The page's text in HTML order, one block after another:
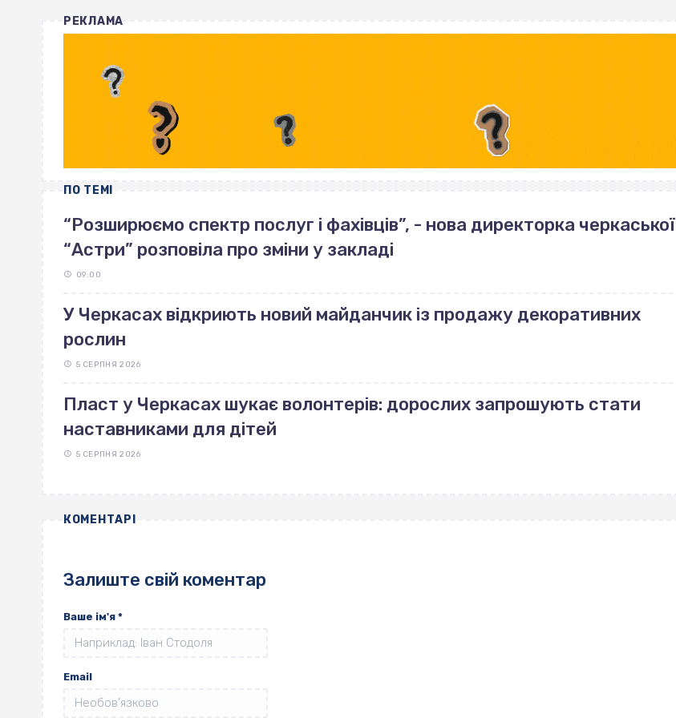
РЕКЛАМА
ПО ТЕМІ
“Розширюємо спектр послуг і фахівців”, - нова директорка черкаської
“Астри” розповіла про зміни у закладі
09:00
У Черкасах відкриють новий майданчик із продажу декоративних
рослин
5 СЕРПНЯ 2026
Пласт у Черкасах шукає волонтерів: дорослих запрошують стати
наставниками для дітей
5 СЕРПНЯ 2026
КОМЕНТАРІ
Залиште свій коментар
Ваше ім'я *
Email